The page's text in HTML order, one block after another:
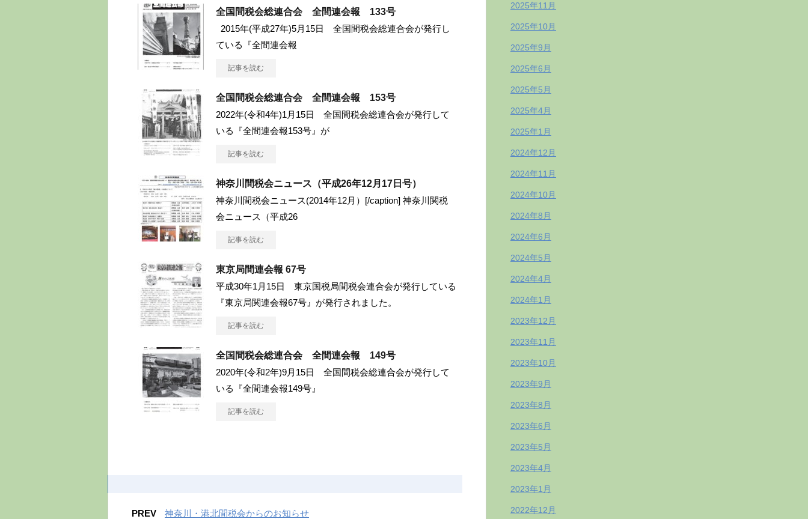
全国間税会総連合会 全間連会報 133号
2015年(平成27年)5月15日 全国間税会総連合会が発行し
ている『全間連会報
記事を読む
全国間税会総連合会 全間連会報 153号
2022年(令和4年)1月15日 全国間税会総連合会が発行して
いる『全間連会報153号』が
記事を読む
神奈川間税会ニュース（平成26年12月17日号）
神奈川間税会ニュース(2014年12月）[/caption] 神奈川関税
会ニュース（平成26
記事を読む
東京局間連会報 67号
平成30年1月15日 東京国税局間税会連合会が発行している
『東京局関連会報67号』が発行されました。
記事を読む
全国間税会総連合会 全間連会報 149号
2020年(令和2年)9月15日 全国間税会総連合会が発行して
いる『全間連会報149号』
記事を読む
PREV
神奈川・港北間税会からのお知らせ
2025年11月
2025年10月
2025年9月
2025年6月
2025年5月
2025年4月
2025年1月
2024年12月
2024年11月
2024年10月
2024年8月
2024年6月
2024年5月
2024年4月
2024年1月
2023年12月
2023年11月
2023年10月
2023年9月
2023年8月
2023年6月
2023年5月
2023年4月
2023年1月
2022年12月